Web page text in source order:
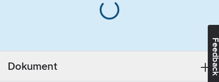
Nej
Dokument